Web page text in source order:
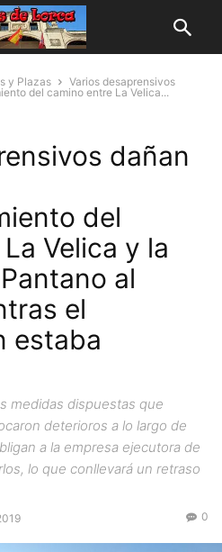
y Plazas
Varios desaprensivos
del camino entre La Velica...
dañan
del
Velica y la
al
el
estaba
medidas dispuestas que
deterioros a lo largo de
a la empresa ejecutora de
lo que conllevará un retraso
0